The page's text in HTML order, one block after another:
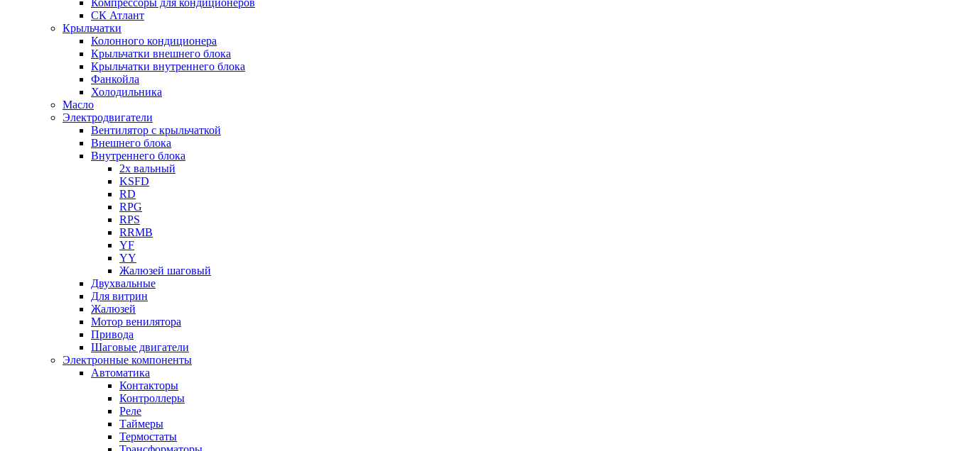
Компрессоры для кондиционеров
СК Атлант
Крыльчатки
Колонного кондиционера
Крыльчатки внешнего блока
Крыльчатки внутреннего блока
Фанкойла
Холодильника
Масло
Электродвигатели
Вентилятор с крыльчаткой
Внешнего блока
Внутреннего блока
2х вальный
KSFD
RD
RPG
RPS
RRMB
YF
YY
Жалюзей шаговый
Двухвальные
Для витрин
Жалюзей
Мотор венилятора
Привода
Шаговые двигатели
Электронные компоненты
Автоматика
Контакторы
Контроллеры
Реле
Таймеры
Термостаты